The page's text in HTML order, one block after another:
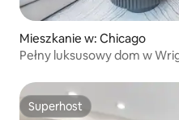
Mieszkanie w: Chicago
Pełny luksusowy dom w
Superhost
Superhost